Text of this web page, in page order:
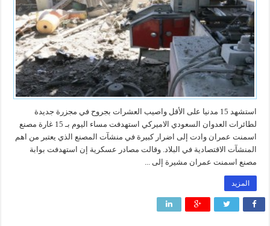
استشهد 15 مدنيا على الأقل واصيب العشرات بجروح في مجزرة جديدة
لطائرات العدوان السعودي الاميركي استهدفت مساء اليوم بـ 15 غارة مصنع
اسمنت عمران وادت إلى اضرار كبيرة في منشآت المصنع الذي يعتبر من اهم
المنشآت الاقتصادية في البلاد. وقالت مصادر عسكرية إن استهدفت بوابة
مصنع اسمنت عمران مشيرة إلى ...
المزيد